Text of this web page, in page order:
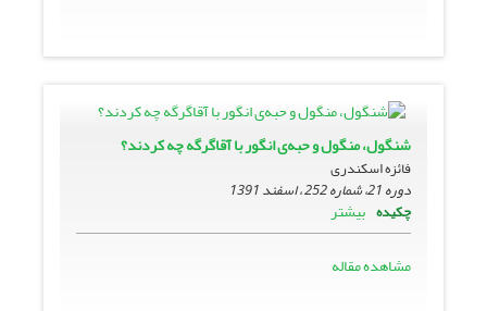
شنگول، منگول و حبه‌ی انگور با آقاگرگه چه کردند؟
فائزه اسکندری
دوره 21، شماره 252 ، اسفند 1391
چکیده بیشتر
مشاهده مقاله